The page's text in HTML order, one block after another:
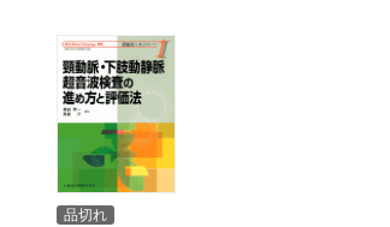
品切れ